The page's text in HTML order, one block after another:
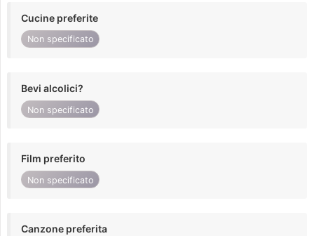
Cucine preferite
Non specificato
Bevi alcolici?
Non specificato
Film preferito
Non specificato
Canzone preferita